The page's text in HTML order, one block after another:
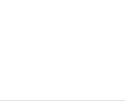
表示する
ら探す